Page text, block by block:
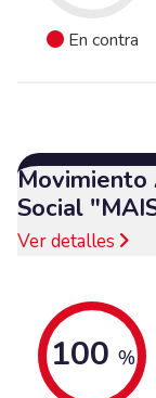
En contra
Movimiento
Social
Ver detalles
100 %